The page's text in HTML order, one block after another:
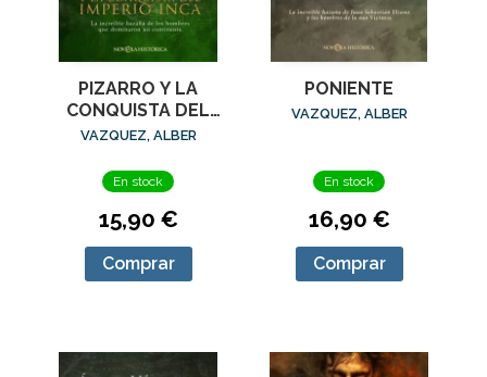
PIZARRO Y LA
CONQUISTA DEL
IMPERIO INCA
VAZQUEZ, ALBER
En stock
15,90 €
Comprar
PONIENTE
VAZQUEZ, ALBER
En stock
16,90 €
Comprar